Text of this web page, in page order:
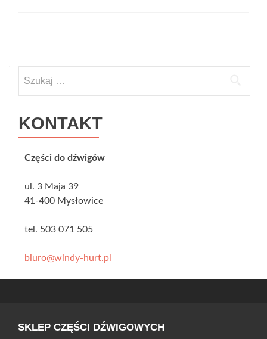
KONTAKT
Części do dźwigów
ul. 3 Maja 39
41-400 Mysłowice
tel. 503 071 505
biuro@windy-hurt.pl
SKLEP CZĘŚCI DŹWIGOWYCH